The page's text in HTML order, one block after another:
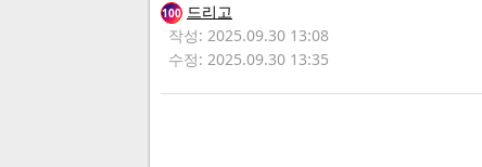
100 드리고
작성: 2025.09.30 13:08
수정: 2025.09.30 13:35